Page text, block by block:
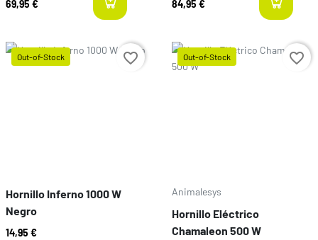
69,95 € last-items
84,95 €
Out-of-Stock
Hornillo Inferno 1000 W
Negro
14,95 €
favorite_border Out-of-Stock
Animalesys
Hornillo Eléctrico
Chamaleon 500 W
favorite_border